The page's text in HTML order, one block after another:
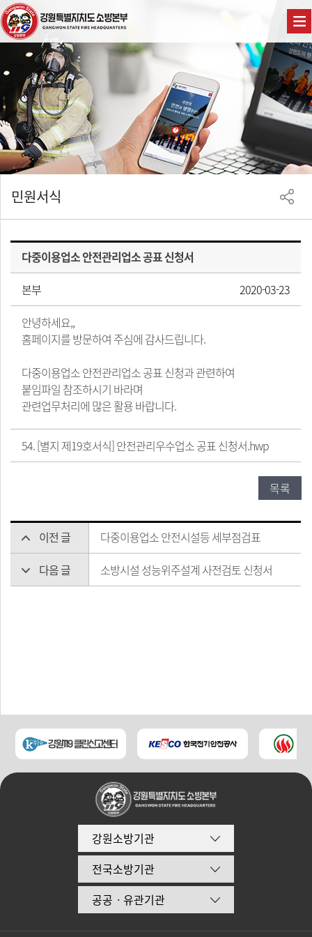
민원서식
다중이용업소 안전관리업소 공표 신청서
본부
2020-03-23
안녕하세요,,
홈페이지를 방문하여 주심에 감사드립니다.
다중이용업소 안전관리업소 공표 신청과 관련하여
붙임파일 참조하시기 바라며
관련업무처리에 많은 활용 바랍니다.
54. [별지 제19호서식] 안전관리우수업소 공표 신청서.hwp
목록
이전 글
다중이용업소 안전시설등 세부점검표
다음 글
소방시설 성능위주설계 사전검토 신청서
강원소방기관
전국소방기관
공공ㆍ유관기관